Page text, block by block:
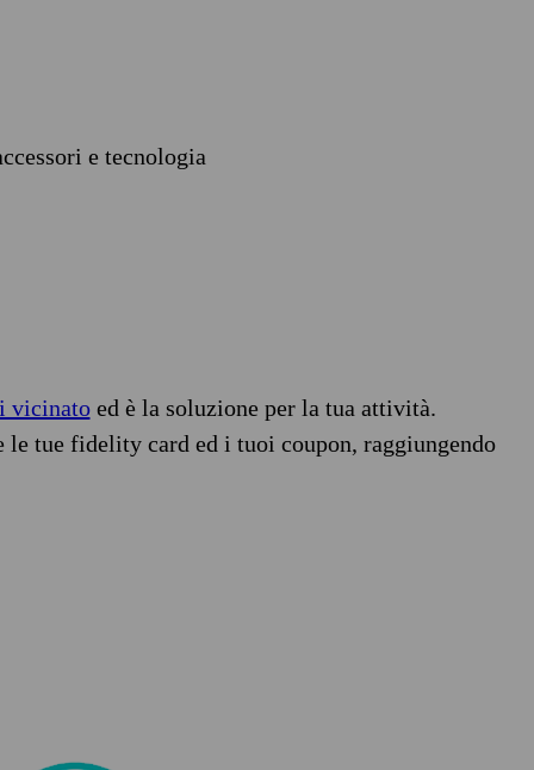
e tecnologia
vicinatoed è la soluzione per la tua attività.
tue fidelity card ed i tuoi coupon, raggiungendo